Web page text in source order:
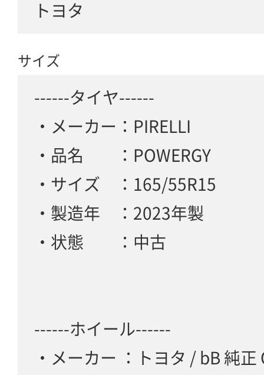
トヨタ
サイズ
------タイヤ------
・メーカー：PIRELLI
・品名 ：POWERGY
・サイズ ：165/55R15
・製造年 ：2023年製
・状態 ：中古
------ホイール------
・メーカー ：トヨタ / bB 純正